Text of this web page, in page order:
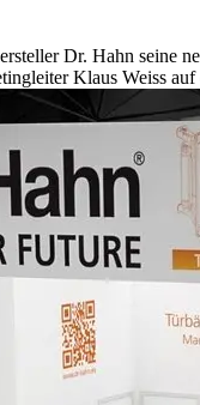
Dr. Hahn seine
Klaus Weiss